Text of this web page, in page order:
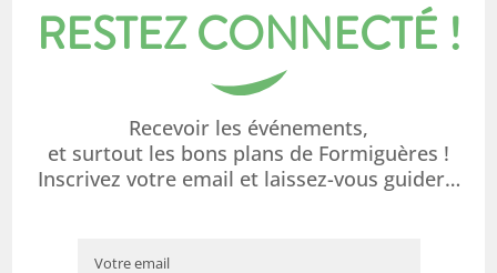
RESTEZ CONNECTÉ !
Recevoir les événements,
et surtout les bons plans de Formiguères !
Inscrivez votre email et laissez-vous guider…